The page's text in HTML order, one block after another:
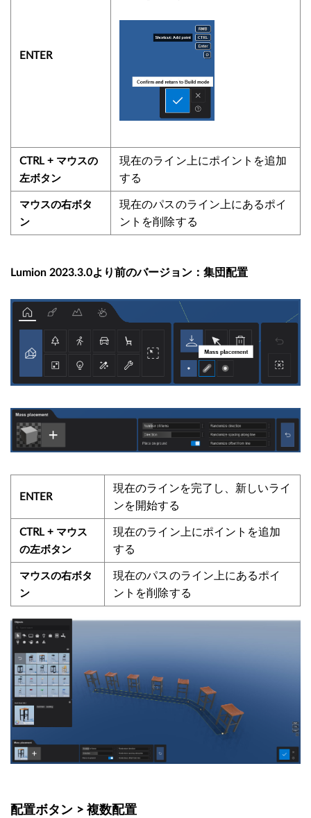
ENTER
CTRL + マウスの
左ボタン
現在のライン上にポイントを追加
する
マウスの右ボタ
ン
現在のパスのライン上にあるポイ
ントを削除する
Lumion 2023.3.0より前のバージョン：集団配置
ENTER
現在のラインを完了し、新しいライ
ンを開始する
CTRL + マウス
の左ボタン
現在のライン上にポイントを追加
する
マウスの右ボタ
ン
現在のパスのライン上にあるポイ
ントを削除する
配置ボタン > 複数配置